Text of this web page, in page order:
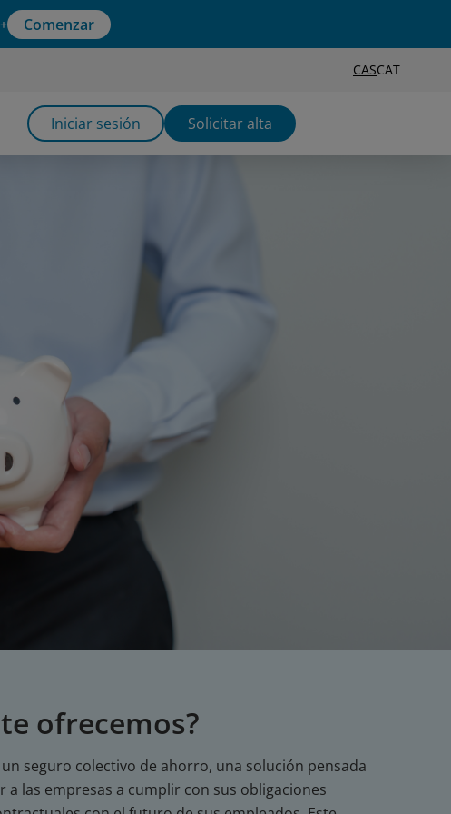
Comenzar
CASCAT
Iniciar sesión Solicitar alta
ofrecemos?
seguro colectivo de ahorro, una solución pensada
a las empresas a cumplir con sus obligaciones